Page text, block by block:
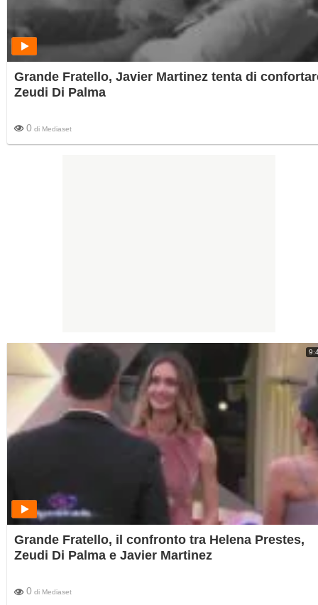
Grande Fratello, Javier Martinez tenta di
Zeudi Di Palma
0 di Mediaset
Grande Fratello, il confronto tra Helena Prestes,
Zeudi Di Palma e Javier Martinez
0 di Mediaset